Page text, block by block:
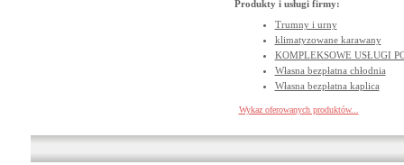
Produkty i usługi firmy:
Trumny i urny
klimatyzowane karawany
KOMPLEKSOWE USŁUGI
Własna bezpłatna chłodnia
Własna bezpłatna kaplica
Wykaz oferowanych produktów...